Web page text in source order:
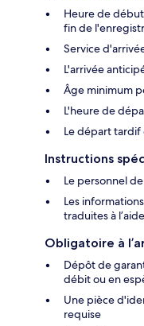
Heure de
fin de
Service
L'arrivée
Âge minimum
L'heure de
Le départ tardif
Instructions
Le personnel
Les
traduites à
Obligatoire à
Dépôt de
débit ou en
Une pièce
requise